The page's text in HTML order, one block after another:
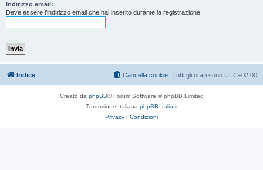
Indirizzo email:
Deve essere l’indirizzo email che hai inserito durante la registrazione.
Indice Tutti gli orari sono UTC+02:00
Cancella cookie
Creato da phpBB® Forum Software © phpBB Limited
Traduzione Italiana phpBB-Italia.it
Privacy | Condizioni